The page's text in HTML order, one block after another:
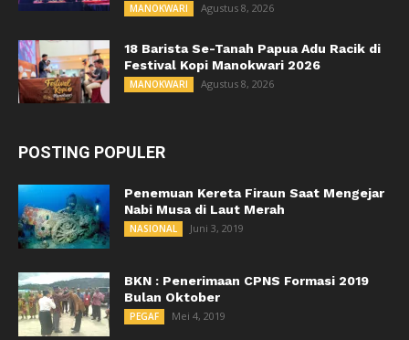
MANOKWARI Agustus 8, 2026
18 Barista Se-Tanah Papua Adu Racik di
Festival Kopi Manokwari 2026
MANOKWARI Agustus 8, 2026
POSTING POPULER
Penemuan Kereta Firaun Saat Mengejar
Nabi Musa di Laut Merah
NASIONAL Juni 3, 2019
BKN : Penerimaan CPNS Formasi 2019
Bulan Oktober
PEGAF Mei 4, 2019